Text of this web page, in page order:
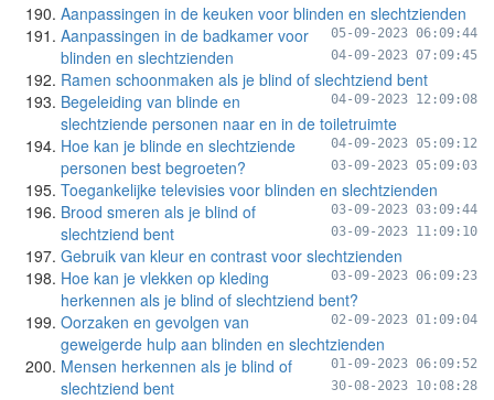
Aanpassingen in de keuken voor blinden en slechtzienden
05-09-2023 06:09:44
Aanpassingen in de badkamer voor
blinden en slechtzienden
04-09-2023 07:09:45
Ramen schoonmaken als je blind of slechtziend bent
04-09-2023 12:09:08
Begeleiding van blinde en
slechtziende personen naar en in de toiletruimte
04-09-2023 05:09:12
Hoe kan je blinde en slechtziende
personen best begroeten?
03-09-2023 05:09:03
Toegankelijke televisies voor blinden en slechtzienden
03-09-2023 03:09:44
Brood smeren als je blind of
slechtziend bent
03-09-2023 11:09:10
Gebruik van kleur en contrast voor slechtzienden
03-09-2023 06:09:23
Hoe kan je vlekken op kleding
herkennen als je blind of slechtziend bent?
02-09-2023 01:09:04
Oorzaken en gevolgen van
geweigerde hulp aan blinden en slechtzienden
01-09-2023 06:09:52
Mensen herkennen als je blind of
slechtziend bent
30-08-2023 10:08:28